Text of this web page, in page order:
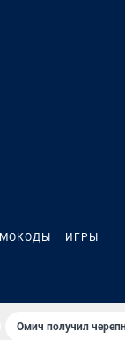
ИГРЫ
Омич получил